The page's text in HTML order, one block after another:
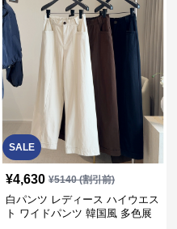
SALE
¥4,630 ¥5140(割引前)
白パンツ レディース ハイウエス
ト ワイドパンツ 韓国風 多色展